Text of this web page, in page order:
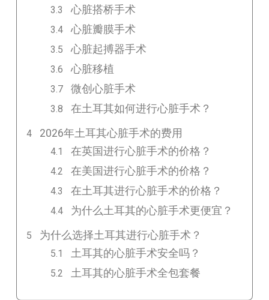
心脏搭桥手术
心脏瓣膜手术
心脏起搏器手术
心脏移植
微创心脏手术
在土耳其如何进行心脏手术？
2026年土耳其心脏手术的费用
在英国进行心脏手术的价格？
在美国进行心脏手术的价格？
在土耳其进行心脏手术的价格？
为什么土耳其的心脏手术更便宜？
为什么选择土耳其进行心脏手术？
土耳其的心脏手术安全吗？
土耳其的心脏手术全包套餐